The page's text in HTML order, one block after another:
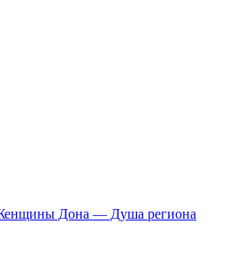
Дона — Душа региона